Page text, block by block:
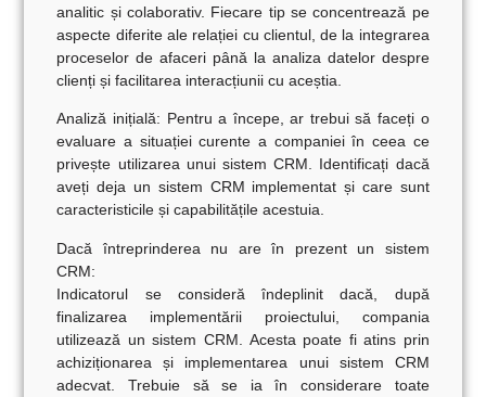
analitic și colaborativ. Fiecare tip se concentrează pe
aspecte diferite ale relației cu clientul, de la integrarea
proceselor de afaceri până la analiza datelor despre
clienți și facilitarea interacțiunii cu aceștia.
Analiză inițială: Pentru a începe, ar trebui să faceți o
evaluare a situației curente a companiei în ceea ce
privește utilizarea unui sistem CRM. Identificați dacă
aveți deja un sistem CRM implementat și care sunt
caracteristicile și capabilitățile acestuia.
Dacă întreprinderea nu are în prezent un sistem
CRM:
Indicatorul se consideră îndeplinit dacă, după
finalizarea implementării proiectului, compania
utilizează un sistem CRM. Acesta poate fi atins prin
achiziționarea și implementarea unui sistem CRM
adecvat. Trebuie să se ia în considerare toate